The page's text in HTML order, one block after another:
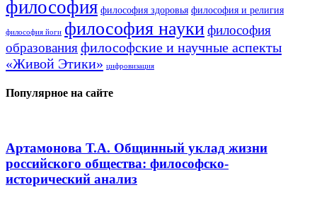
философия философия здоровья философия и религия
философия йоги философия наукифилософия
образованияфилософские и научные аспекты
«Живой Этики» цифровизация
Популярное на сайте
Артамонова Т.А. Общинный уклад жизни
российского общества: философско-
исторический анализ